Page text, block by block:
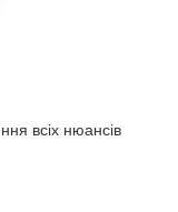
всіх нюансів